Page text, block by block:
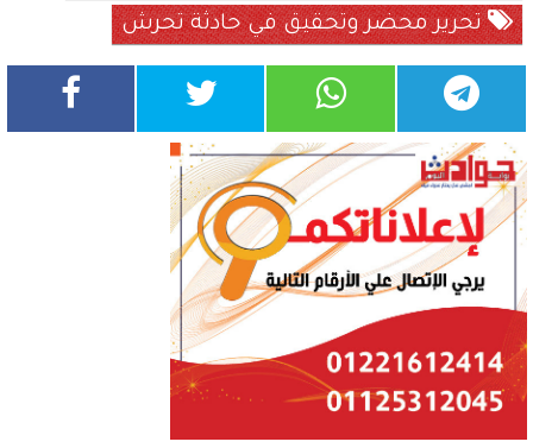
تحرير محضر وتحقيق في حادثة تحرش